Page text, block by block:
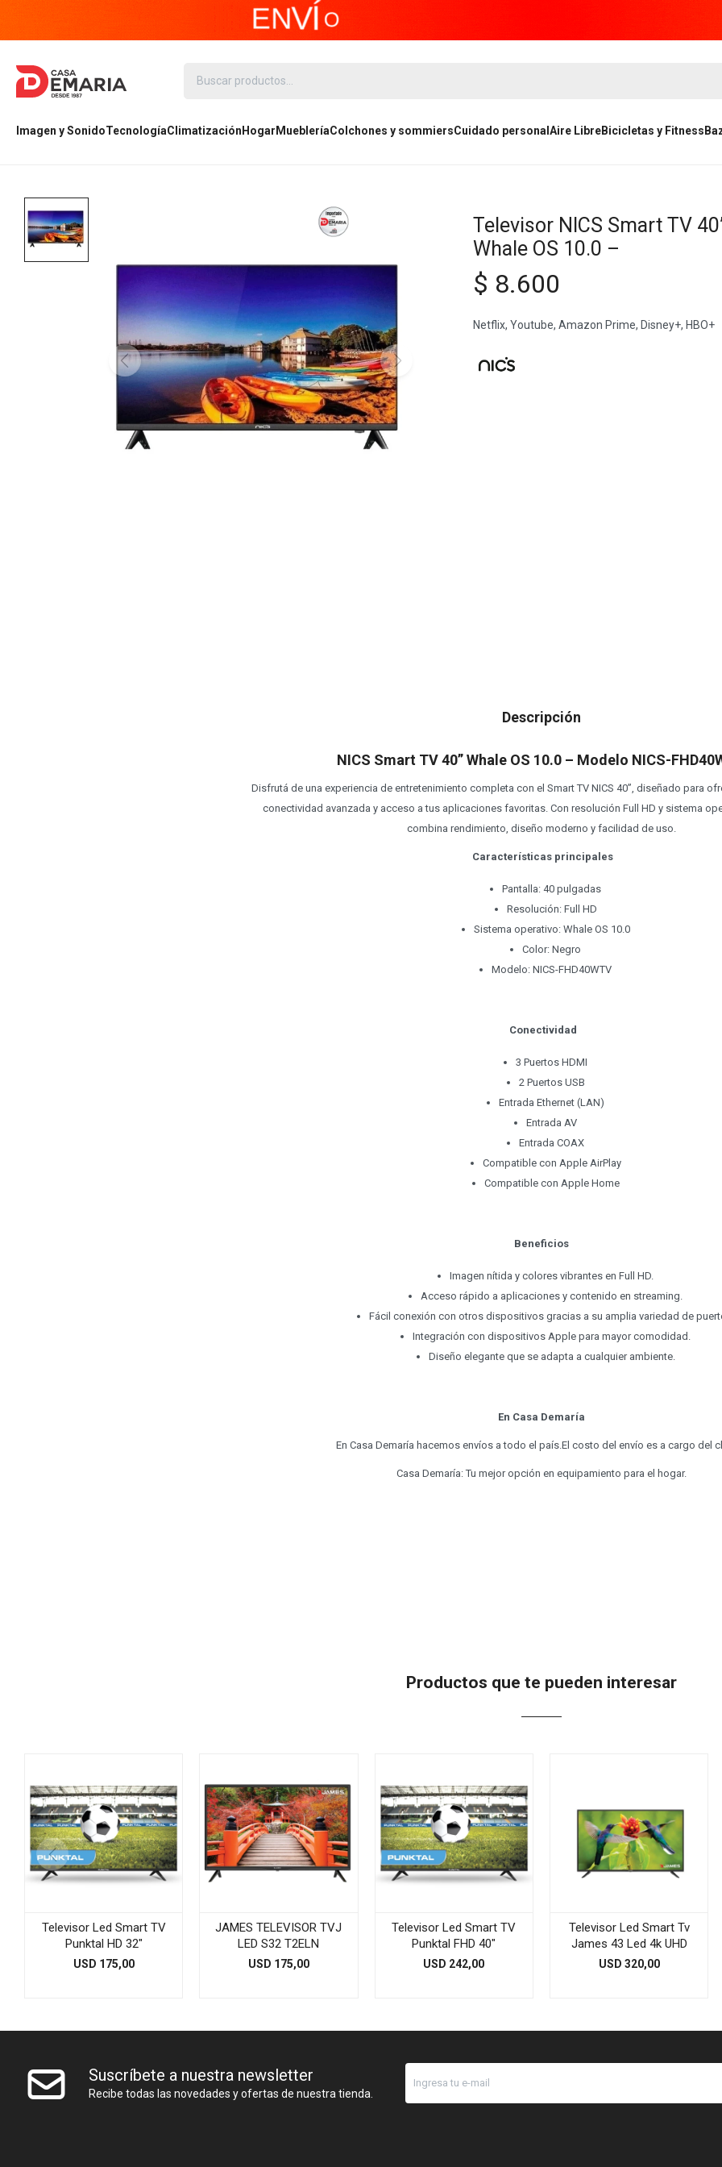
Imagen y SonidoTecnologíaClimatización Hogar MuebleríaColchones y sommiersCuidado personal Aire LibreBicicletas y Fitness
Televisor NICS Smart TV
Whale OS 10.0 –
$ 8.600
Netflix, Youtube, Amazon Prime, Disney+, HBO+
Descripción
NICS Smart TV 40” Whale OS 10.0 – Modelo NICS-
Disfrutá de una experiencia de entretenimiento completa con el Smart TV NICS 40”, diseñado para
conectividad avanzada y acceso a tus aplicaciones favoritas. Con resolución Full HD y sistema
combina rendimiento, diseño moderno y facilidad de uso.
Características principales
Pantalla: 40 pulgadas
Resolución: Full HD
Sistema operativo: Whale OS 10.0
Color: Negro
Modelo: NICS-FHD40WTV
Conectividad
3 Puertos HDMI
2 Puertos USB
Entrada Ethernet (LAN)
Entrada AV
Entrada COAX
Compatible con Apple AirPlay
Compatible con Apple Home
Beneficios
Imagen nítida y colores vibrantes en Full HD.
Acceso rápido a aplicaciones y contenido en streaming.
Fácil conexión con otros dispositivos gracias a su amplia variedad de
Integración con dispositivos Apple para mayor comodidad.
Diseño elegante que se adapta a cualquier ambiente.
En Casa Demaría
En Casa Demaría hacemos envíos a todo el país.El costo del envío es a cargo del
Casa Demaría: Tu mejor opción en equipamiento para el hogar.
Productos que te pueden interesar
Televisor Led Smart TV
Punktal HD 32"
USD 175,00
JAMES TELEVISOR TVJ
LED S32 T2ELN
USD 175,00
Televisor Led Smart TV
Punktal FHD 40"
USD 242,00
Televisor Led Smart Tv
James 43 Led 4k UHD
USD 320,00
Suscríbete a nuestra newsletter
Recibe todas las novedades y ofertas de nuestra tienda.